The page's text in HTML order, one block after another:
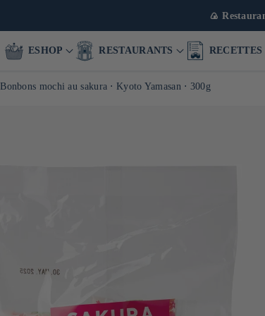
🛒 Épicerie japonaise en ligne avec + 1000 références
ESHOP RESTAURANTS RECETTES
Bonbons mochi au sakura ⋅ Kyoto Yamasan ⋅ 300g